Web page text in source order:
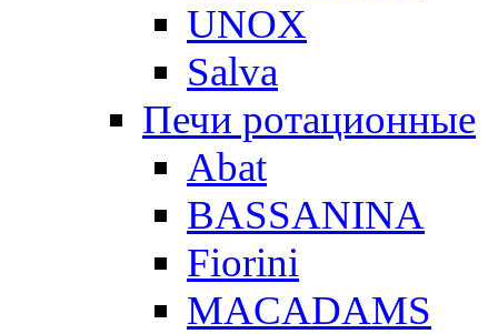
UNOX
Salva
Печи ротационные
Abat
BASSANINA
Fiorini
MACADAMS